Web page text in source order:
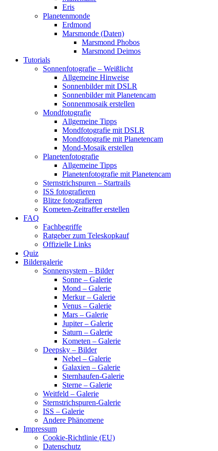
Eris
Planetenmonde
Erdmond
Marsmonde (Daten)
Marsmond Phobos
Marsmond Deimos
Tutorials
Sonnenfotografie – Weißlicht
Allgemeine Hinweise
Sonnenbilder mit DSLR
Sonnenbilder mit Planetencam
Sonnenmosaik erstellen
Mondfotografie
Allgemeine Tipps
Mondfotografie mit DSLR
Mondfotografie mit Planetencam
Mond-Mosaik erstellen
Planetenfotografie
Allgemeine Tipps
Planetenfotografie mit Planetencam
Sternstrichspuren – Startrails
ISS fotografieren
Blitze fotografieren
Kometen-Zeitraffer erstellen
FAQ
Fachbegriffe
Ratgeber zum Teleskopkauf
Offizielle Links
Quiz
Bildergalerie
Sonnensystem – Bilder
Sonne – Galerie
Mond – Galerie
Merkur – Galerie
Venus – Galerie
Mars – Galerie
Jupiter – Galerie
Saturn – Galerie
Kometen – Galerie
Deepsky – Bilder
Nebel – Galerie
Galaxien – Galerie
Sternhaufen-Galerie
Sterne – Galerie
Weitfeld – Galerie
Sternstrichspuren-Galerie
ISS – Galerie
Andere Phänomene
Impressum
Cookie-Richtlinie (EU)
Datenschutz